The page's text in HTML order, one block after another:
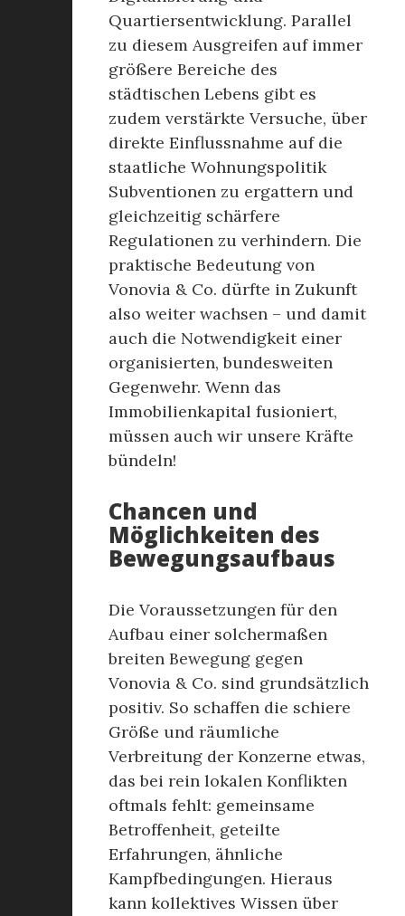
Quartiersentwicklung. Parallel
zu diesem Ausgreifen auf immer
größere Bereiche des
städtischen Lebens gibt es
zudem verstärkte Versuche, über
direkte Einflussnahme auf die
staatliche Wohnungspolitik
Subventionen zu ergattern und
gleichzeitig schärfere
Regulationen zu verhindern. Die
praktische Bedeutung von
Vonovia & Co. dürfte in Zukunft
also weiter wachsen – und damit
auch die Notwendigkeit einer
organisierten, bundesweiten
Gegenwehr. Wenn das
Immobilienkapital fusioniert,
müssen auch wir unsere Kräfte
bündeln!
Chancen und
Möglichkeiten des
Bewegungsaufbaus
Die Voraussetzungen für den
Aufbau einer solchermaßen
breiten Bewegung gegen
Vonovia & Co. sind grundsätzlich
positiv. So schaffen die schiere
Größe und räumliche
Verbreitung der Konzerne etwas,
das bei rein lokalen Konflikten
oftmals fehlt: gemeinsame
Betroffenheit, geteilte
Erfahrungen, ähnliche
Kampfbedingungen. Hieraus
kann kollektives Wissen über